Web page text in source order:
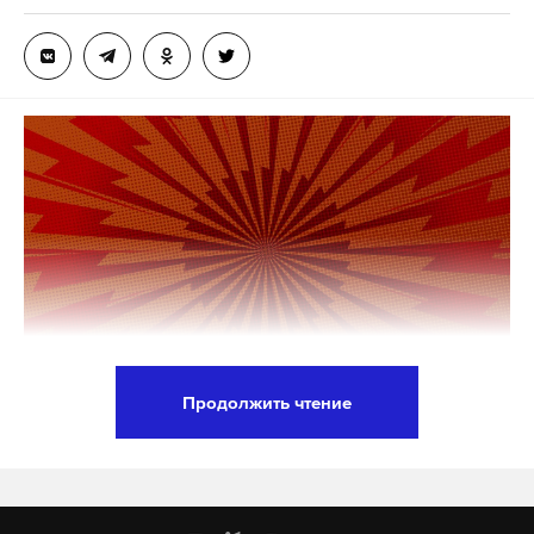
# сим-карты # минцифры
Киев отказывается признавать тяжелое
положение украинских войск в Купянске и
Красноармейске, отклонив предложение России о
допуске журналистов в зону боевых действий,
сообщил Песков.
«Очень большое количество западных
журналистов хотели бы поехать. Мне неизвестно
об украинских журналистах, которые бы
поездка не может состояться, так как киевский
режим полностью такое предложение отверг», —
сказал пресс-секретарь президента РФ.
Об этом рассказала председатель СНТ, где
Продолжить чтение